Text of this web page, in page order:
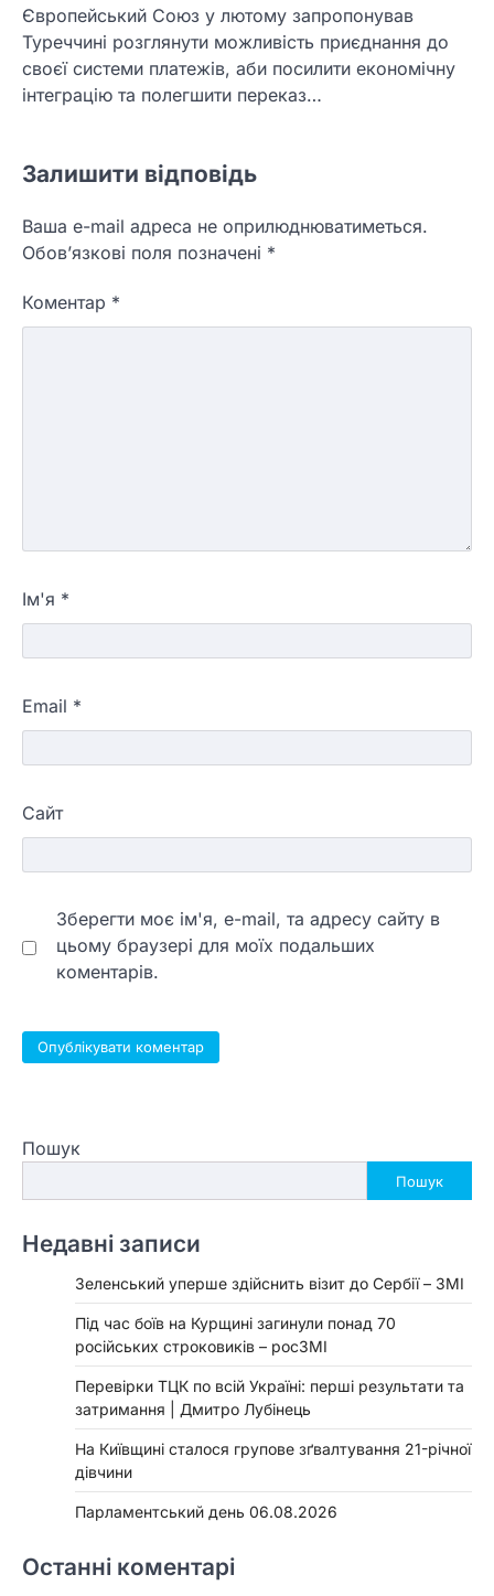
Європейський Союз у лютому запропонував
Туреччині розглянути можливість приєднання до
своєї системи платежів, аби посилити економічну
інтеграцію та полегшити переказ…
Залишити відповідь
Ваша e-mail адреса не оприлюднюватиметься.
Обов’язкові поля позначені *
Коментар *
Ім'я *
Email *
Сайт
Зберегти моє ім'я, e-mail, та адресу сайту в
цьому браузері для моїх подальших
коментарів.
Пошук
Пошук
Недавні записи
Зеленський уперше здійснить візит до Сербії – ЗМІ
Під час боїв на Курщині загинули понад 70
російських строковиків – росЗМІ
Перевірки ТЦК по всій Україні: перші результати та
затримання | Дмитро Лубінець
На Київщині сталося групове зґвалтування 21-річної
дівчини
Парламентський день 06.08.2026
Останні коментарі